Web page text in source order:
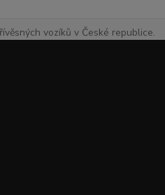
vozíků v České republice.